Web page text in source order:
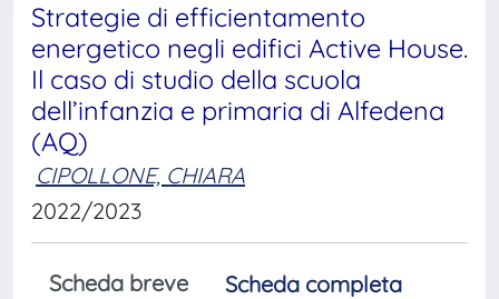
Strategie di efficientamento
energetico negli edifici Active House.
Il caso di studio della scuola
dell’infanzia e primaria di Alfedena
(AQ)
CIPOLLONE, CHIARA
2022/2023
Scheda breve
Scheda completa